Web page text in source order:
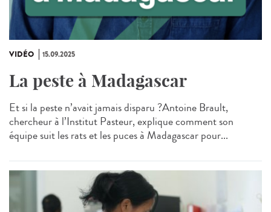
VIDÉO 15.09.2025
La peste à Madagascar
Et si la peste n’avait jamais disparu ?Antoine Brault,
chercheur à l’Institut Pasteur, explique comment son
équipe suit les rats et les puces à Madagascar pour...